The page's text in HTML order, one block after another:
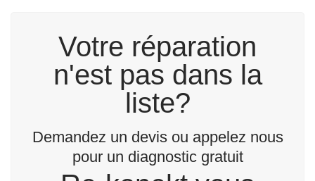
Votre réparation
n'est pas dans la
liste?
Demandez un devis ou appelez nous
pour un diagnostic gratuit